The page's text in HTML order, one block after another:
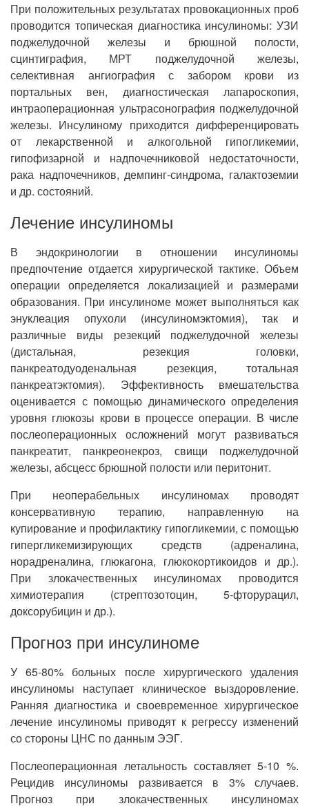
При положительных результатах провокационных проб
проводится топическая диагностика инсулиномы: УЗИ
поджелудочной железы и брюшной полости,
сцинтиграфия, МРТ поджелудочной железы,
селективная ангиография с забором крови из
портальных вен, диагностическая лапароскопия,
интраоперационная ультрасонография поджелудочной
железы. Инсулиному приходится дифференцировать
от лекарственной и алкогольной гипогликемии,
гипофизарной и надпочечниковой недостаточности,
рака надпочечников, демпинг-синдрома, галактоземии
и др. состояний.
Лечение инсулиномы
В эндокринологии в отношении инсулиномы
предпочтение отдается хирургической тактике. Объем
операции определяется локализацией и размерами
образования. При инсулиноме может выполняться как
энуклеация опухоли (инсулиномэктомия), так и
различные виды резекций поджелудочной железы
(дистальная, резекция головки,
панкреатодуоденальная резекция, тотальная
панкреатэктомия). Эффективность вмешательства
оценивается с помощью динамического определения
уровня глюкозы крови в процессе операции. В числе
послеоперационных осложнений могут развиваться
панкреатит, панкреонекроз, свищи поджелудочной
железы, абсцесс брюшной полости или перитонит.
При неоперабельных инсулиномах проводят
консервативную терапию, направленную на
купирование и профилактику гипогликемии, с помощью
гипергликемизирующих средств (адреналина,
норадреналина, глюкагона, глюкокортикоидов и др.).
При злокачественных инсулиномах проводится
химиотерапия (стрептозотоцин, 5-фторурацил,
доксорубицин и др.).
Прогноз при инсулиноме
У 65-80% больных после хирургического удаления
инсулиномы наступает клиническое выздоровление.
Ранняя диагностика и своевременное хирургическое
лечение инсулиномы приводят к регрессу изменений
со стороны ЦНС по данным ЭЭГ.
Послеоперационная летальность составляет 5-10 %.
Рецидив инсулиномы развивается в 3% случаев.
Прогноз при злокачественных инсулиномах